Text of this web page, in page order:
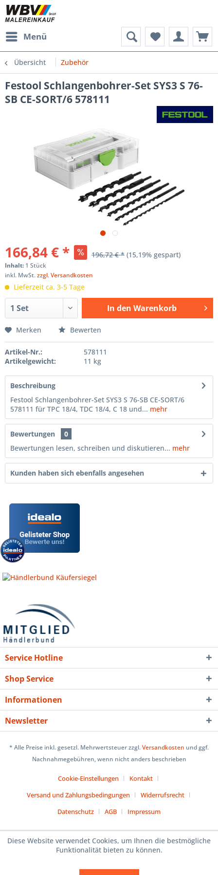
Menü
Übersicht Zubehör
Festool Schlangenbohrer-Set SYS3 S 76-
SB CE-SORT/6 578111
166,84 € * 196,72 € * (15,19% gespart)
Inhalt: 1 Stück
inkl. MwSt.zzgl. Versandkosten
Lieferzeit ca. 3-5 Tage
In den Warenkorb
Merken Bewerten
Artikel-Nr.:
578111
Artikelgewicht:
11 kg
Beschreibung
Festool Schlangenbohrer-Set SYS3 S 76-SB CE-SORT/6
578111 für TPC 18/4, TDC 18/4, C 18 und... mehr
Bewertungen
0
Bewertungen lesen, schreiben und diskutieren... mehr
Kunden haben sich ebenfalls angesehen
Service Hotline
Shop Service
Informationen
Newsletter
* Alle Preise inkl. gesetzl. Mehrwertsteuer zzgl.Versandkosten und ggf.
Nachnahmegebühren, wenn nicht anders beschrieben
Cookie-Einstellungen
Kontakt
Versand und Zahlungsbedingungen
Widerrufsrecht
Datenschutz
AGB Impressum
Diese Website verwendet Cookies, um Ihnen die bestmögliche
Funktionalität bieten zu können.